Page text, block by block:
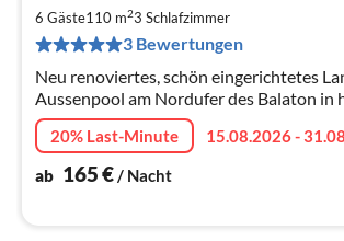
6 Gäste110 m23 Schlafzimmer
3 Bewertungen
Neu renoviertes, schön eingerichtetes
Aussenpool am Nordufer des Balaton in
Landschaft von Balatonederics
20% Last-Minute
15.08.2026 -
ab 165€/ Nacht